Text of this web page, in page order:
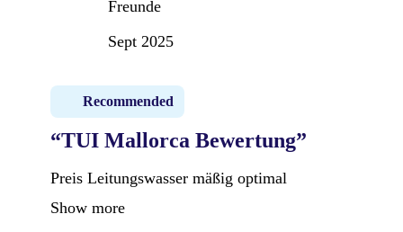
Freunde
Sept 2025
Recommended
“TUI Mallorca Bewertung”
Preis Leitungswasser mäßig optimal
Show more